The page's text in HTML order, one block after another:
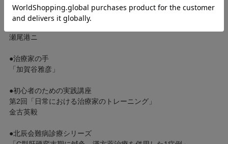
▽Case３
瀬尾港ニ
●治療家の手
「加賀谷雅彦」
●初心者のための実践講座
第2回「日常における治療家のトレーニング」
金古英毅
●北辰会難病診療シリーズ